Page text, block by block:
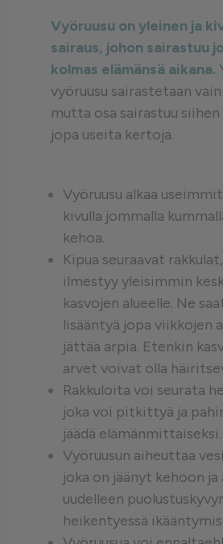
Vyöruusu on yleinen ja
sairaus, johon sairastuu
kolmas elämänsä aikana.
vyöruusu sairastetaan
mutta osa sairastuu siihen
jopa useita kertoja.
Vyöruusu alkaa
kivulla jommalla
kehoa.
Kipua seuraavat
ilmestyy yleisimmin
kasvojen alueelle. Ne
lisääntyä jopa viikkojen
jättää arpia. Etenkin
arvet voivat olla
Rakkuloita voi seurata
joka voi pitkittyä ja
jäädä elämänmittaiseksi.
Vyöruusun aiheuttaa
joka on jäänyt kehoon
uudelleen
heikentyessä